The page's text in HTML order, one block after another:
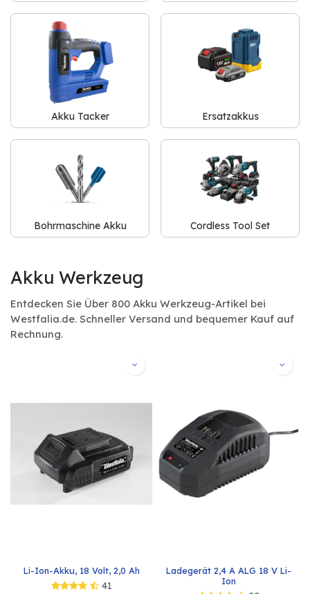
Akku Tacker Ersatzakkus
Bohrmaschine Akku Cordless Tool Set
Akku Werkzeug
Entdecken Sie Über 800 Akku Werkzeug-Artikel bei
Westfalia.de. Schneller Versand und bequemer Kauf auf
Rechnung.
Li-Ion-Akku, 18 Volt, 2,0 Ah
41
Ladegerät 2,4 A ALG 18 V Li-
Ion